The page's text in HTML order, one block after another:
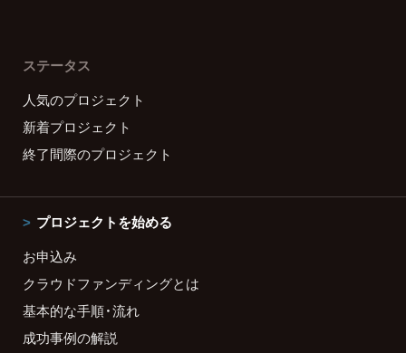
ステータス
人気のプロジェクト
新着プロジェクト
終了間際のプロジェクト
プロジェクトを始める
お申込み
クラウドファンディングとは
基本的な手順・流れ
成功事例の解説